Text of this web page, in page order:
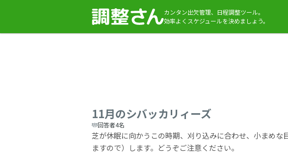
カンタン出欠管理、日程調整ツール。
効率よくスケジュールを決めましょう。
11月のシバッカリィーズ
回答者4名
芝が休眠に向かうこの時期、刈り込みに合わせ、小まめ
ますので）します。どうぞご注意ください。